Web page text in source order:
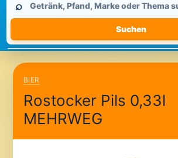
durchsuchen
⌕
Suchen
BIER
Rostocker Pils 0,33l
MEHRWEG